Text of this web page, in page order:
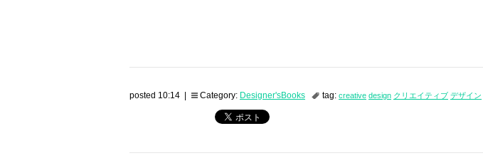
posted 10:14 | Category: Designer'sBooks tag: creative design クリエイティブ デザイン